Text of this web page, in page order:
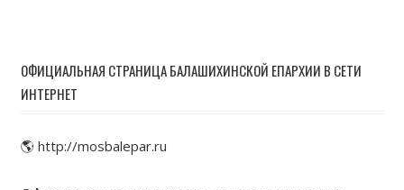
ОФИЦИАЛЬНАЯ СТРАНИЦА БАЛАШИХИНСКОЙ ЕПАРХИИ В СЕТИ
ИНТЕРНЕТ
🌎 http://mosbalepar.ru